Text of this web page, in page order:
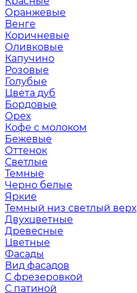
Оранжевые
Венге
Коричневые
Оливковые
Капучино
Розовые
Голубые
Цвета дуб
Бордовые
Орех
Кофе с молоком
Бежевые
Оттенок
Светлые
Темные
Черно белые
Яркие
Темный низ светлый верх
Двухцветные
Древесные
Цветные
Фасады
Вид фасадов
С фрезеровкой
С патиной